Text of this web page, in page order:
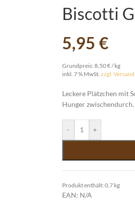
Biscotti
5,95 €
Grundpreis: 8,50€/kg
inkl. 7 % MwSt. zzgl.
Leckere Plätzchen mit
Hunger zwischendurch.
- +
Produkt enthält: 0,7 kg
EAN: N/A